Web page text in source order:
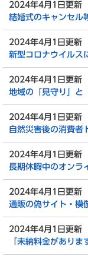
2024年4月1日更新
結婚式のキャンセル
2024年4月1日更新
新型コロナウイルス
2024年4月1日更新
地域の「見守り」と
2024年4月1日更新
自然災害後の消費者
2024年4月1日更新
長期休暇中のオンラ
2024年4月1日更新
通販の偽サイト・模
2024年4月1日更新
「未納料金があり